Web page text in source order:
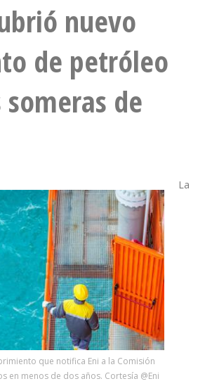
nuevo
de petróleo
de
que notifica Eni a la Comisión
en menos de dos años. Cortesía @Eni
La